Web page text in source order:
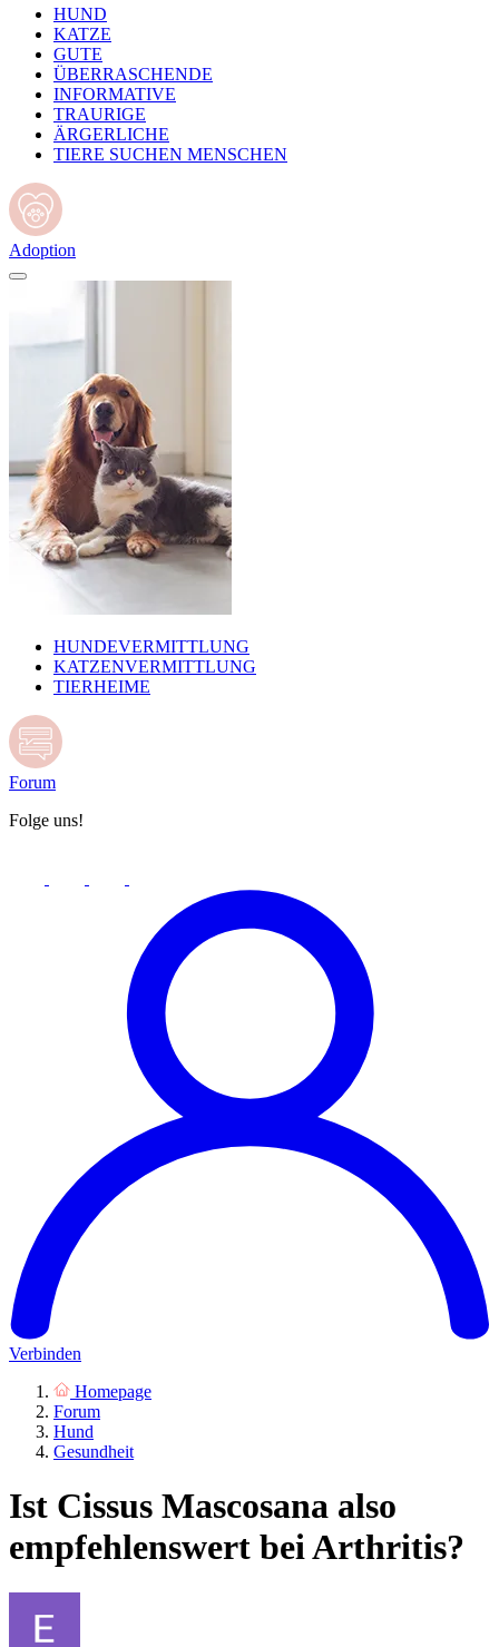
HUND
KATZE
GUTE
ÜBERRASCHENDE
INFORMATIVE
TRAURIGE
ÄRGERLICHE
TIERE SUCHEN MENSCHEN
Adoption
HUNDEVERMITTLUNG
KATZENVERMITTLUNG
TIERHEIME
Forum
Folge uns!
Verbinden
Homepage
Forum
Hund
Gesundheit
Ist Cissus Mascosana also
empfehlenswert bei Arthritis?